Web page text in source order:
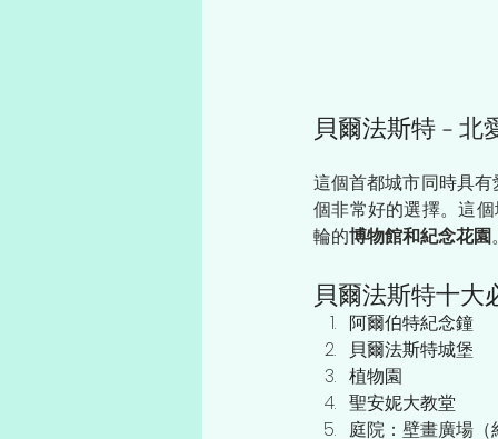
貝爾法斯特 - 北
這個首都城市同時具
個非常好的選擇。這
輪的博物館和紀念花園
貝爾法斯特十大
阿爾伯特紀念鐘
貝爾法斯特城堡
植物園
聖安妮大教堂
庭院：壁畫廣場（